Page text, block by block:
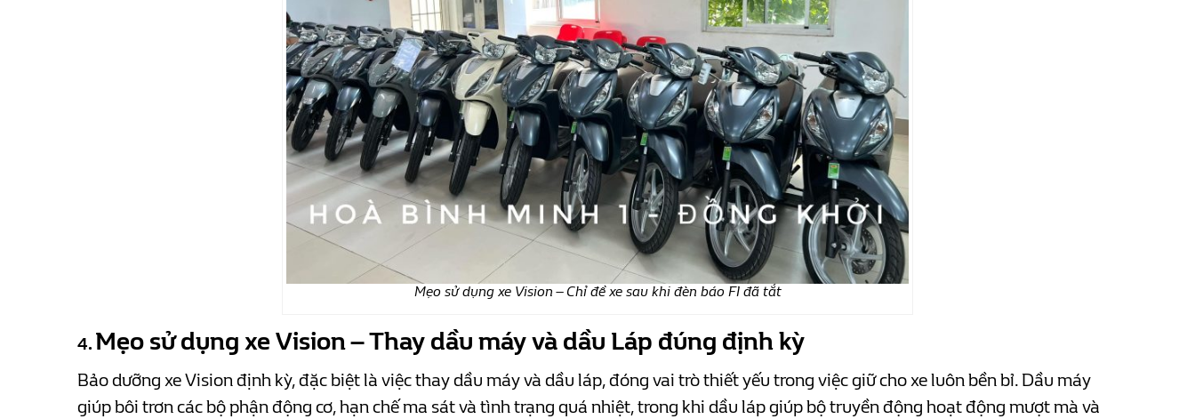
Mẹo sử dụng xe Vision – Chỉ đề xe sau khi đèn báo FI đã tắt
4. Mẹo sử dụng xe Vision – Thay dầu máy và dầu Láp đúng định kỳ
Bảo dưỡng xe Vision định kỳ, đặc biệt là việc thay dầu máy và dầu láp, đóng vai trò thiết yếu trong việc giữ cho xe luôn bền bỉ. Dầu máy
giúp bôi trơn các bộ phận động cơ, hạn chế ma sát và tình trạng quá nhiệt, trong khi dầu láp giúp bộ truyền động hoạt động mượt mà và